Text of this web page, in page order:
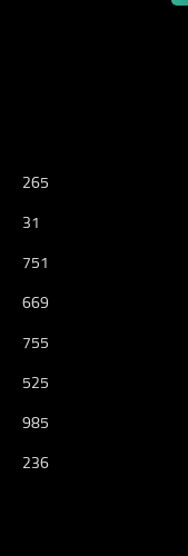
265
31
751
669
755
525
985
236